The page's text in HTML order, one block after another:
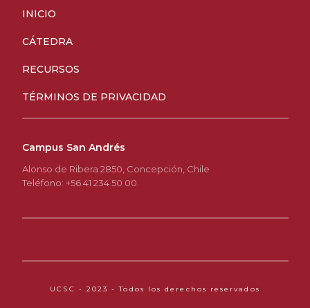
INICIO
CÁTEDRA
RECURSOS
TÉRMINOS DE PRIVACIDAD
Campus San Andrés
Alonso de Ribera 2850, Concepción, Chile
Teléfono: +56 41 234 50 00
UCSC - 2023 - Todos los derechos reservados